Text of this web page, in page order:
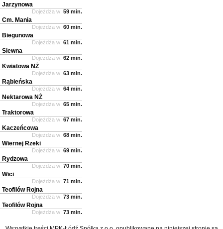
Jarzynowa
Dojeżdża w: 59 min.
Cm. Mania
Dojeżdża w: 60 min.
Biegunowa
Dojeżdża w: 61 min.
Siewna
Dojeżdża w: 62 min.
Kwiatowa NŻ
Dojeżdża w: 63 min.
Rąbieńska
Dojeżdża w: 64 min.
Nektarowa NŻ
Dojeżdża w: 65 min.
Traktorowa
Dojeżdża w: 67 min.
Kaczeńcowa
Dojeżdża w: 68 min.
Wiernej Rzeki
Dojeżdża w: 69 min.
Rydzowa
Dojeżdża w: 70 min.
Wici
Dojeżdża w: 71 min.
Teofilów Rojna
Dojeżdża w: 73 min.
Teofilów Rojna
Dojeżdża w: 73 min.